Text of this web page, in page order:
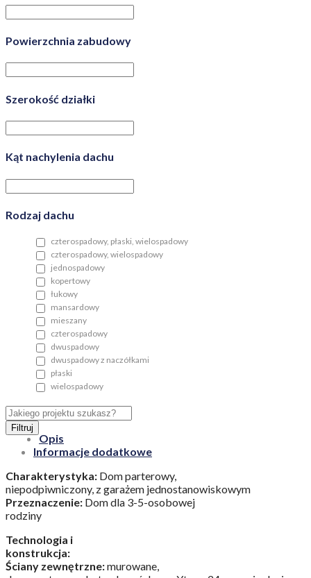
Powierzchnia zabudowy
Szerokość działki
Kąt nachylenia dachu
Rodzaj dachu
czterospadowy, płaski, wielospadowy
czterospadowy, wielospadowy
jednospadowy
kopertowy
łukowy
mansardowy
mieszany
czterospadowy
dwuspadowy
dwuspadowy z naczółkami
płaski
wielospadowy
Filtruj
Opis
Informacje dodatkowe
Charakterystyka: Dom parterowy,
niepodpiwniczony, z garażem jednostanowiskowym
Przeznaczenie: Dom dla 3-5-osobowej
rodziny
Technologia i
konstrukcja:
Ściany zewnętrzne:murowane,